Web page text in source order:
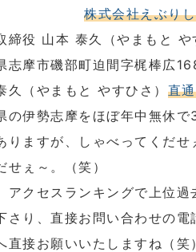
株式会社えぶり
締役 山本 泰久（やまもと や
志摩市磯部町迫間字梶棒広
久（やまもと やすひさ） 直
の伊勢志摩をほぼ年中無休
りますが、しゃべってくだ
せぇ～。（笑）
アクセスランキングで上位
さり、直接お問い合わせの
直接お願いいたしますね（笑）